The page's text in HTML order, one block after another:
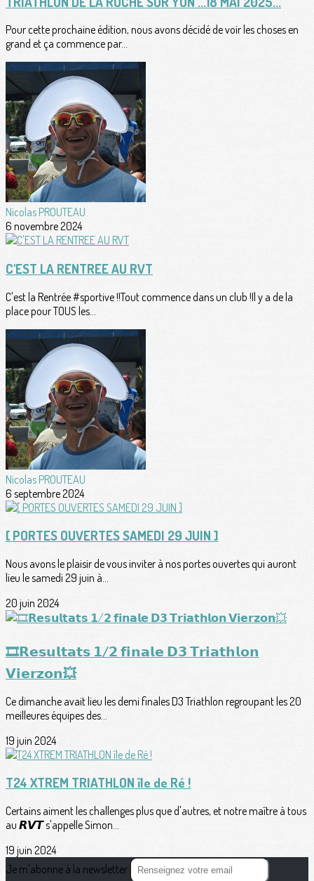
Pour cette prochaine édition, nous avons décidé de voir les choses en
grand et ça commence par...
Nicolas PROUTEAU
6 novembre 2024
C'EST LA RENTREE AU RVT
C'est la Rentrée #sportive !!Tout commence dans un club !Il y a de la
place pour TOUS les...
Nicolas PROUTEAU
6 septembre 2024
[ PORTES OUVERTES SAMEDI 29 JUIN ]
Nous avons le plaisir de vous inviter à nos portes ouvertes qui auront
lieu le samedi 29 juin à...
20 juin 2024
🎞𝗥𝗲𝘀𝘂𝗹𝘁𝗮𝘁𝘀 𝟭/𝟮 𝗳𝗶𝗻𝗮𝗹𝗲 𝗗𝟯 𝗧𝗿𝗶𝗮𝘁𝗵𝗹𝗼𝗻
𝗩𝗶𝗲𝗿𝘇𝗼𝗻💥
Ce dimanche avait lieu les demi finales D3 Triathlon regroupant les 20
meilleures équipes des...
19 juin 2024
T24 XTREM TRIATHLON île de Ré !
Certains aiment les challenges plus que d'autres, et notre maître à tous
au 𝙍𝙑𝙏 s'appelle Simon...
19 juin 2024
Je m'abonne à la newsletter